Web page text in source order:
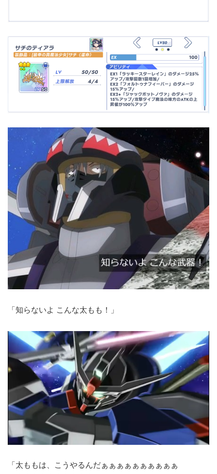
「知らないよ こんな太もも！」
「太ももは、こうやるんだぁぁぁぁぁぁぁぁぁぁ